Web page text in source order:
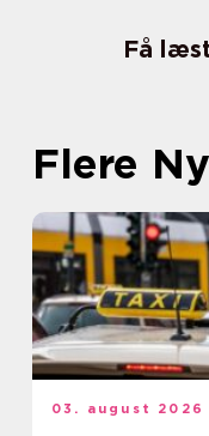
Få
Flere
03. august 2026